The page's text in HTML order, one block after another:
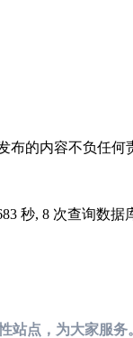
布的内容不负任
秒, 8 次查询数
站点，为大家服